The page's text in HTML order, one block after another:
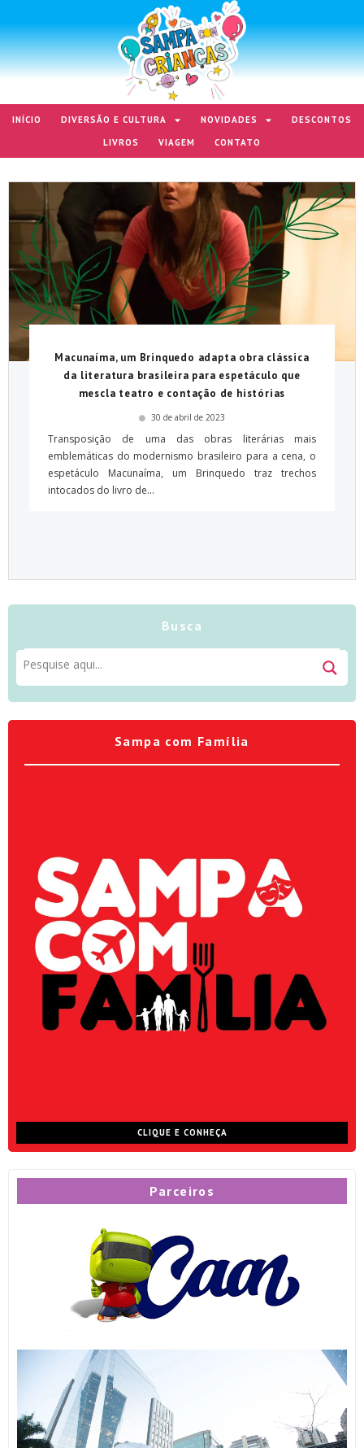
INÍCIO DIVERSÃO E CULTURA NOVIDADES
DESCONTOS
LIVROS
VIAGEM CONTATO
Macunaíma, um Brinquedo adapta obra clássica
da literatura brasileira para espetáculo que
mescla teatro e contação de histórias
30 de abril de 2023
Transposição de uma das obras literárias mais
emblemáticas do modernismo brasileiro para a cena, o
espetáculo Macunaíma, um Brinquedo traz trechos
intocados do livro de...
Busca
Sampa com Família
CLIQUE E CONHEÇA
Parceiros